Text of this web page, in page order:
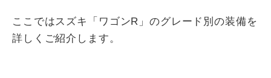
ここではスズキ「ワゴンR」のグレード別の装備を
詳しくご紹介します。